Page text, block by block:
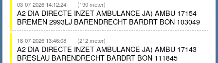
03-07-2026 14:12:24 (190 meter)
A2 DIA DIRECTE INZET AMBULANCE JA) AMBU 17154
BREMEN 2993LJ BARENDRECHT BARDRT BON 103049
18-07-2026 13:46:08 (212 meter)
A2 DIA DIRECTE INZET AMBULANCE JA) AMBU 17143
BRESLAU BARENDRECHT BARDRT BON 111845